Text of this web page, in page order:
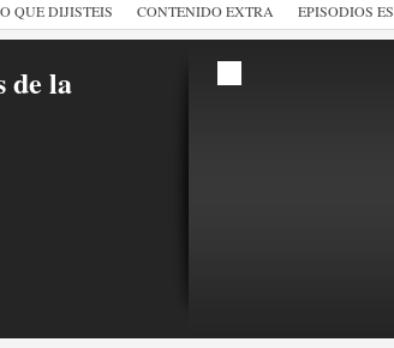
QUE DIJISTEIS CONTENIDO EXTRA EPISODIOS
de la